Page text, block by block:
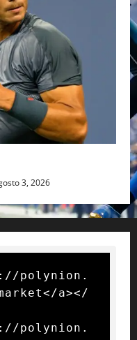
3, 2026
polynion.
a></
polynion.